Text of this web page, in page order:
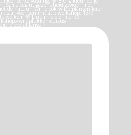
je overal langs h